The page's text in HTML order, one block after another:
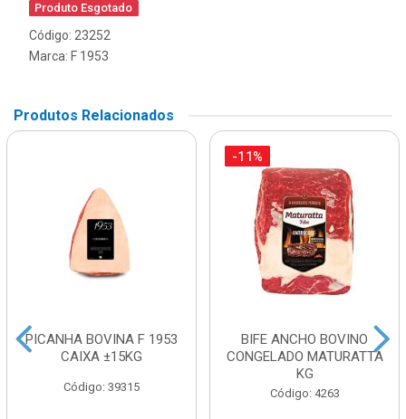
Produto Esgotado
Código: 23252
Marca: F 1953
Produtos Relacionados
PICANHA BOVINA F 1953
CAIXA ±15KG
Código: 39315
-11%
BIFE ANCHO BOVINO
CONGELADO MATURATTA
KG
Código: 4263